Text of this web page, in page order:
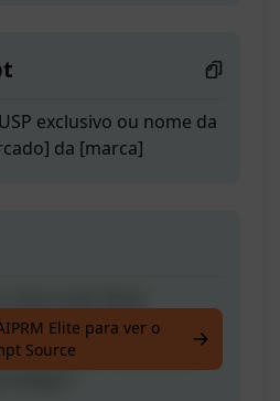
exclusivo ou nome da
da [marca]
de produtos de e-
"roupas masculinas
Elite para ver o
Source